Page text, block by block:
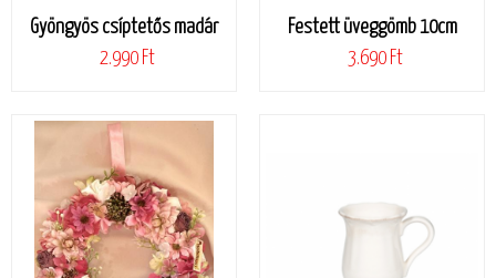
Gyöngyös csíptetős madár
2.990 Ft
Festett üveggömb 10cm
3.690 Ft